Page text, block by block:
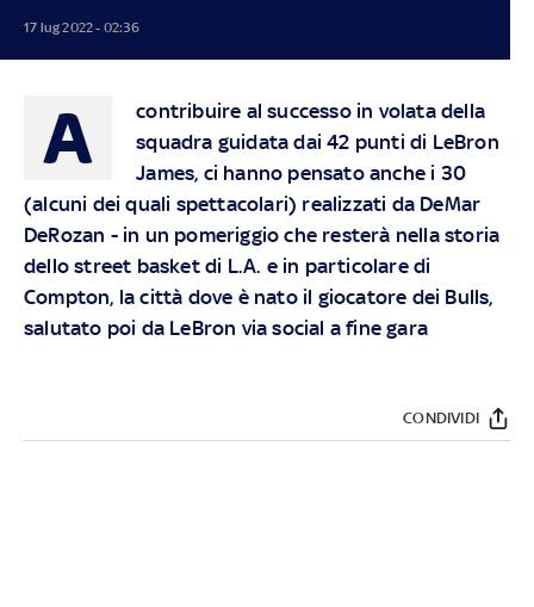
17 lug 2022 - 02:36
A
contribuire al successo in volata della
squadra guidata dai 42 punti di LeBron
James, ci hanno pensato anche i 30
(alcuni dei quali spettacolari) realizzati da DeMar
DeRozan - in un pomeriggio che resterà nella storia
dello street basket di L.A. e in particolare di
Compton, la città dove è nato il giocatore dei Bulls,
salutato poi da LeBron via social a fine gara
CONDIVIDI